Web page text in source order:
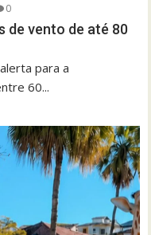
0
de vento de até 80
para a
60...